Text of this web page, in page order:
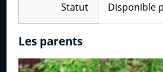
Statut Disponible
Les parents